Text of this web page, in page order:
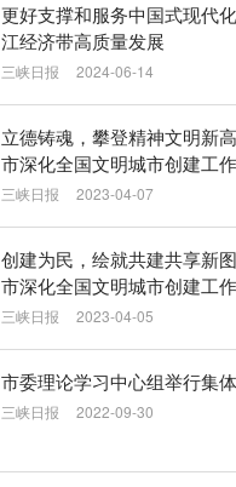
更好支撑和服务中国式现代
江经济带高质量发展
三峡日报 2024-06-14
立德铸魂，攀登精神文明
市深化全国文明城市创建工
三峡日报 2023-04-07
创建为民，绘就共建共享新
市深化全国文明城市创建工
三峡日报 2023-04-05
市委理论学习中心组举行集
三峡日报 2022-09-30